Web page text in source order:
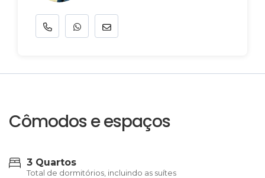
Cômodos e espaços
3 Quartos
Total de dormitórios, incluindo as suítes